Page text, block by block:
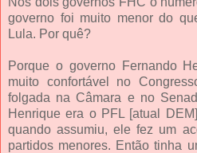
governo foi muito menor do
Lula. Por quê?
Porque o governo Fernando
muito confortável no
folgada na Câmara e no
Henrique era o PFL [atual
quando assumiu, ele fez um
partidos menores. Então tinha